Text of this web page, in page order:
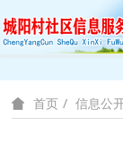
首页 信息公